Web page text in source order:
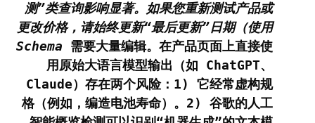
测”类查询影响显著。如果您重新测试产品或
更改价格，请始终更新“最后更新”日期（使用
Schema 需要大量编辑。在产品页面上直接使
用原始大语言模型输出（如 ChatGPT、
Claude）存在两个风险：1) 它经常虚构规
格（例如，编造电池寿命）。2) 谷歌的人工